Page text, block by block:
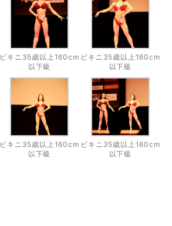
ビキニ35歳以上160cm
以下級
ビキニ35歳以上160cm
以下級
ビキニ35歳以上160cm
以下級
ビキニ35歳以上160cm
以下級